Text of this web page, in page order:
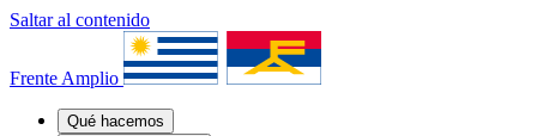
Saltar al contenido
Frente Amplio
Qué hacemos